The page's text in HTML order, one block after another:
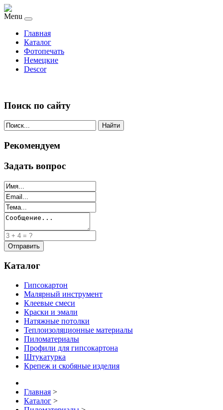
Menu
Главная
Каталог
Фотопечать
Немецкие
Descor
Поиск по сайту
Найти
Рекомендуем
Задать вопрос
Каталог
Гипсокартон
Малярный инструмент
Клеевые смеси
Краски и эмали
Натяжные потолки
Теплоизоляционные материалы
Пиломатериалы
Профили для гипсокартона
Штукатурка
Крепеж и скобяные изделия
Главная >
Каталог >